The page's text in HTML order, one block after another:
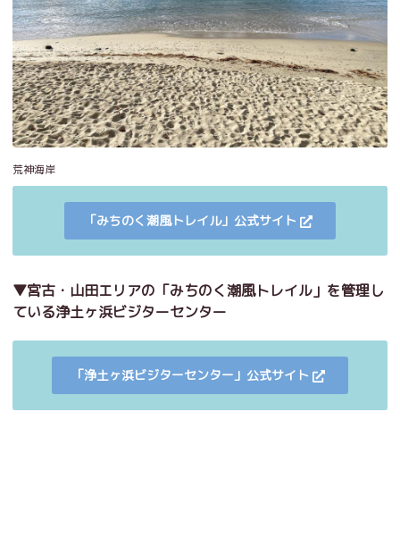
荒神海岸
「みちのく潮風トレイル」公式サイト
▼宮古・山田エリアの「みちのく潮風トレイル」を管理し
ている浄土ヶ浜ビジターセンター
「浄土ヶ浜ビジターセンター」公式サイト